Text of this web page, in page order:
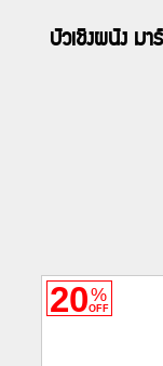
บัวเชิงผนัง ม
20%
OFF